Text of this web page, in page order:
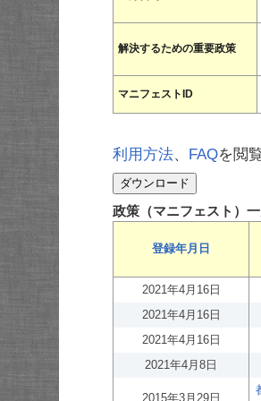
解決するための重要政策
マニフェストID
利用方法、 FAQを閲
政策（マニフェスト）
登録年月日
2021年4月16日
2021年4月16日
2021年4月16日
2021年4月8日
2015年3月29日